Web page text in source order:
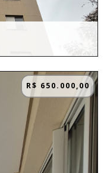
R$ 650.000,00